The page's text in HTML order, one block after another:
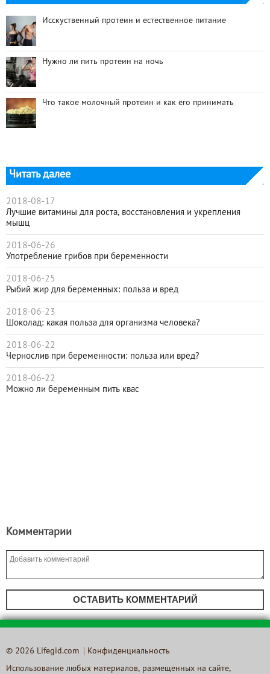
Исскуственный протеин и естественное питание
Нужно ли пить протеин на ночь
Что такое молочный протеин и как его принимать
Читать далее
2018-08-17
Лучшие витамины для роста, восстановления и укрепления
мышц
2018-06-26
Употребление грибов при беременности
2018-06-25
Рыбий жир для беременных: польза и вред
2018-06-23
Шоколад: какая польза для организма человека?
2018-06-22
Чернослив при беременности: польза или вред?
2018-06-22
Можно ли беременным пить квас
Комментарии
ОСТАВИТЬ КОММЕНТАРИЙ
© 2026 Lifegid.com Конфиденциальность
Использование любых материалов, размещенных на сайте,